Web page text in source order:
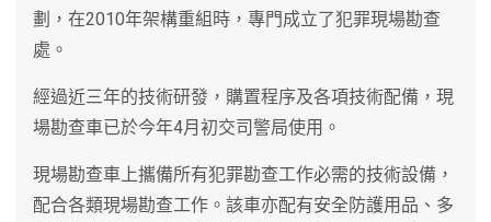
劃，在2010年架構重組時，專門成立了犯罪現場勘查
處。
經過近三年的技術研發，購置程序及各項技術配備，現
場勘查車已於今年4月初交司警局使用。
現場勘查車上攜備所有犯罪勘查工作必需的技術設備，
配合各類現場勘查工作。該車亦配有安全防護用品、多